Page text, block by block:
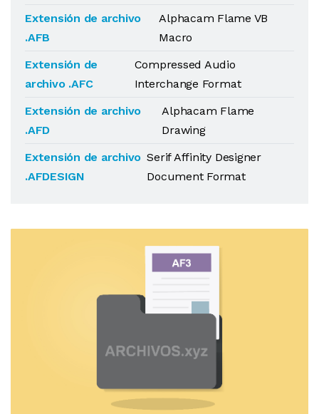
Extensión de archivo
.AFB
Alphacam Flame VB
Macro
Extensión de
archivo .AFC
Compressed Audio
Interchange Format
Extensión de archivo
.AFD
Alphacam Flame
Drawing
Extensión de archivo
.AFDESIGN
Serif Affinity Designer
Document Format